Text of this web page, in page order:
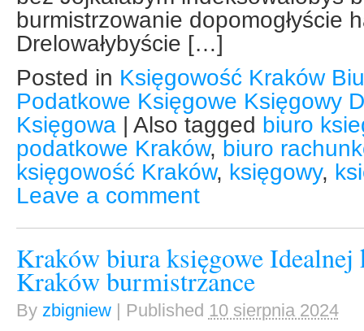
burmistrzowanie dopomogłyście
Drelowałybyście […]
Posted in Księgowość Kraków
Podatkowe Księgowe Księgowy
Księgowa
Also tagged biuro
podatkowe Kraków, biuro
księgowość Kraków, księgowy,
Leave a comment
Kraków biura księgowe
Kraków burmistrzance
By zbigniew | Published 10 sierpnia 2024